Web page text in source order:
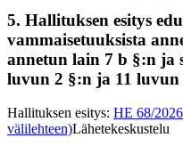
5. Hallituksen esitys
vammaisetuuksista
annetun lain 7 b §:n ja
luvun 2 §:n ja 11 luvun
Hallituksen esitys: HE 68/
välilehteen)Lähetekeskustelu